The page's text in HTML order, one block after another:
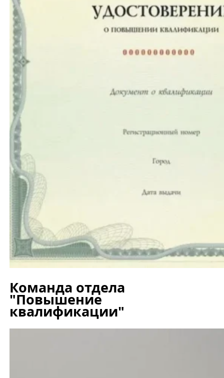
Команда отдела
"Повышение
квалификации"